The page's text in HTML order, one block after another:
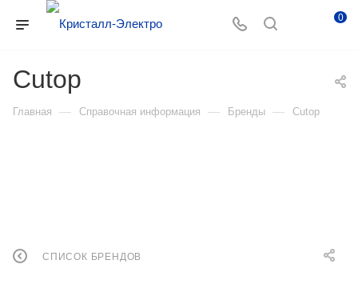
0
Cutop
Главная — Справочная информация — Бренды — Cutop
СПИСОК БРЕНДОВ